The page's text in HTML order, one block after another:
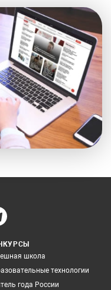
школа
технологии
года России